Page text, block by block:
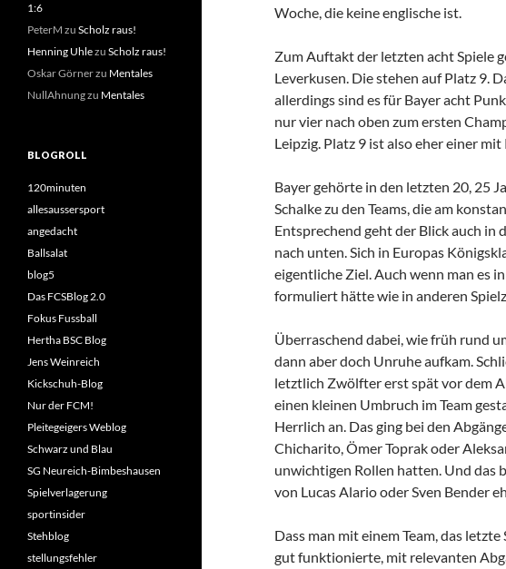
Woche, die keine englische ist.
Zum Auftakt der letzten acht Spiele
Leverkusen. Die stehen auf Platz 9.
allerdings sind es für Bayer acht
nur vier nach oben zum ersten
Leipzig. Platz 9 ist also eher einer
Bayer gehörte in den letzten 20, 25
Schalke zu den Teams, die am
Entsprechend geht der Blick auch in
nach unten. Sich in Europas
eigentliche Ziel. Auch wenn man es
formuliert hätte wie in anderen
Überraschend dabei, wie früh rund
dann aber doch Unruhe aufkam.
letztlich Zwölfter erst spät vor dem
einen kleinen Umbruch im Team
Herrlich an. Das ging bei den
Chicharito, Ömer Toprak oder
unwichtigen Rollen hatten. Und das
von Lucas Alario oder Sven Bender
Dass man mit einem Team, das
gut funktionierte, mit relevanten
1:6
PeterM zu Scholz raus!
Henning Uhlezu Scholz raus!
Oskar Görnerzu Mentales
NullAhnungzu Mentales
BLOGROLL
120minuten
allesaussersport
angedacht
Ballsalat
blog5
Das FCSBlog 2.0
Fokus Fussball
Hertha BSC Blog
Jens Weinreich
Kickschuh-Blog
Nur der FCM!
Pleitegeigers Weblog
Schwarz und Blau
SG Neureich-Bimbeshausen
Spielverlagerung
sportinsider
Stehblog
stellungsfehler